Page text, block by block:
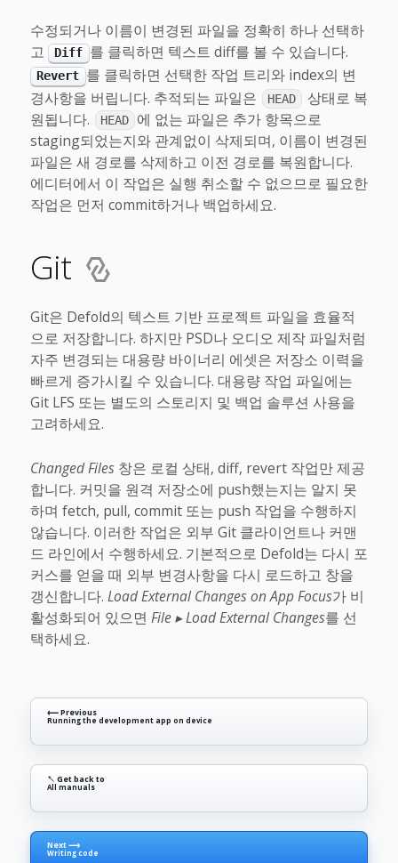
수정되거나 이름이 변경된 파일을 정확히 하나 선택하
고
Diff 를 클릭하면 텍스트 diff를 볼 수 있습니다.
Revert 를 클릭하면 선택한 작업 트리와 index의 변
경사항을 버립니다. 추적되는 파일은
HEAD
상태로 복
원됩니다.
HEAD
에 없는 파일은 추가 항목으로
staging되었는지와 관계없이 삭제되며, 이름이 변경된
파일은 새 경로를 삭제하고 이전 경로를 복원합니다.
에디터에서 이 작업은 실행 취소할 수 없으므로 필요한
작업은 먼저 commit하거나 백업하세요.
Git
Git은 Defold의 텍스트 기반 프로젝트 파일을 효율적
으로 저장합니다. 하지만 PSD나 오디오 제작 파일처럼
자주 변경되는 대용량 바이너리 에셋은 저장소 이력을
빠르게 증가시킬 수 있습니다. 대용량 작업 파일에는
Git LFS 또는 별도의 스토리지 및 백업 솔루션 사용을
고려하세요.
Changed Files창은 로컬 상태, diff, revert 작업만 제공
합니다. 커밋을 원격 저장소에 push했는지는 알지 못
하며 fetch, pull, commit 또는 push 작업을 수행하지
않습니다. 이러한 작업은 외부 Git 클라이언트나 커맨
드 라인에서 수행하세요. 기본적으로 Defold는 다시 포
커스를 얻을 때 외부 변경사항을 다시 로드하고 창을
갱신합니다. Load External Changes on App Focus가 비
활성화되어 있으면 File ▸ Load External Changes를 선
택하세요.
⟵ Previous
Running the development app on device
↖ Get back to
All manuals
Next ⟶
Writing code